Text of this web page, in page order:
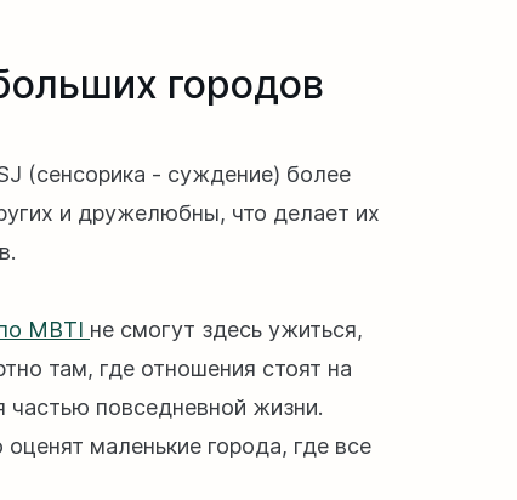
городов
(сенсорика - суждение) более
и дружелюбны, что делает их
MBTI не смогут здесь ужиться,
там, где отношения стоят на
повседневной жизни.
маленькие города, где все